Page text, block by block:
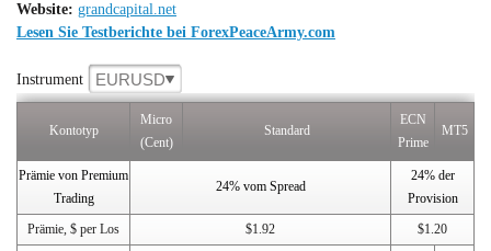
Website: grandcapital.net
Lesen Sie Testberichte bei ForexPeaceArmy.com
Instrument EURUSD
Kontotyp
Micro
(Cent)
Standard
ECN
Prime
MT5
Prämie von Premium
Trading
24% vom Spread
24% der
Provision
Prämie, $ per Los
$1.92
$1.20